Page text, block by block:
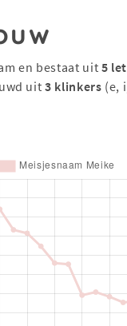
en bestaat uit 5
uit3 klinkers (e,